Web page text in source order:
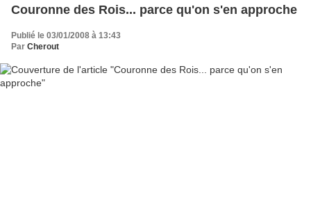
Couronne des Rois... parce qu'on s'en approche
Publié le 03/01/2008 à 13:43
Par Cherout